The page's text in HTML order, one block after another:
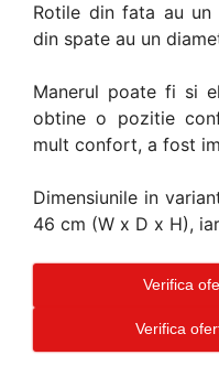
Rotile din fata au
din spate au un
Manerul poate fi si
obtine o pozitie
mult confort, a fost
Dimensiunile in
46 cm (W x D x H),
Verifica
Verifica